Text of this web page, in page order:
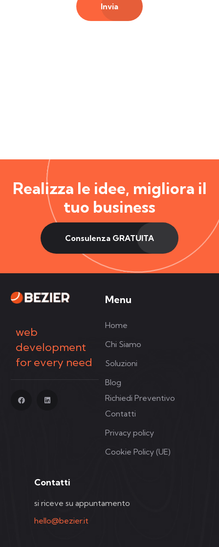
Invia
Realizza le idee, migliora il
tuo business
Consulenza GRATUITA
web
development
for every need
Menu
Home
Chi Siamo
Soluzioni
Blog
Richiedi Preventivo
Contatti
Privacy policy
Cookie Policy (UE)
Contatti
si riceve su appuntamento
hello@bezier.it